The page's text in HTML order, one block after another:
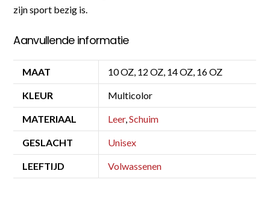
zijn sport bezig is.
Aanvullende informatie
MAAT 10 OZ, 12 OZ, 14 OZ, 16 OZ
KLEUR Multicolor
MATERIAAL Leer,Schuim
GESLACHT Unisex
LEEFTIJD Volwassenen